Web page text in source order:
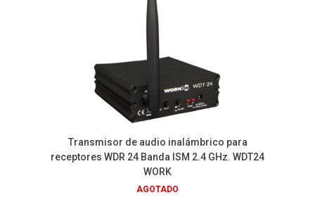
Transmisor de audio inalámbrico para
receptores WDR 24 Banda ISM 2.4 GHz. WDT24
WORK
AGOTADO